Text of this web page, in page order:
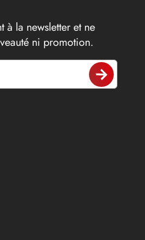
à la newsletter et ne
ni promotion.